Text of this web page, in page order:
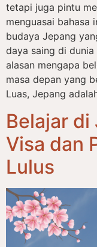
tetapi juga pintu
menguasai bahasa
budaya Jepang
daya saing di
alasan mengapa
masa depan yang
Luas, Jepang
Belajar di
Visa dan
Lulus